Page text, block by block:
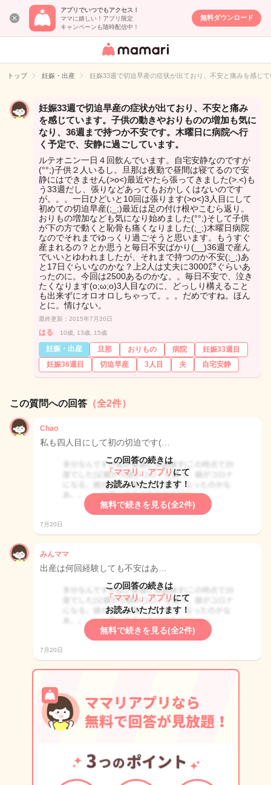
アプリでいつでもアクセス！
ママに嬉しい！アプリ限定
キャンペーンも随時配信中！
無料ダウンロード
女性専用匿名QA
イト
トップ 妊娠・出産 妊娠33週で切迫早産の症状が出ており、不安と痛みを感じ
妊娠33週で切迫早産の症状が出ており、不安と痛み
を感じています。子供の動きやおりものの増加も気に
なり、36週まで持つか不安です。木曜日に病院へ行
く予定で、安静に過ごしています。
ルテオニン一日４回飲んでいます。自宅安静なのですが
(°°;)子供２人いるし。旦那は夜勤で昼間は寝てるので安
静にはできません(>o<)最近やたら張ってきました(>.<)も
う33週だし、張りなどあってもおかしくはないのです
が。。。一日ひどいと10回は張ります(>o<)3人目にして
初めての切迫早産(;_;)最近は足の付け根やこむら返り。
おりもの増加なども気になり始めました(°°;)そして子供
が下の方で動くと恥骨も痛くなりました(;_;)木曜日病院
なのでそれまでゆっくり過ごそうと思います。もうすぐ
産まれるの？とか思うと毎日不安ばかり(__)36週で産ん
でいいとゆわれましたが、それまで持つのか不安(;_;)あ
と17日ぐらいなのかな？上2人は丈夫に3000㌘ぐらいあ
ったのに。今回は2500あるのかな。。毎日不安で、泣き
たくなります(o;ω;o)3人目なのに、どっしり構えること
も出来ずにオロオロしちゃって。。。だめですね。ほん
とに。情けない。
最終更新：2015年7月20日
はる 10歳, 13歳, 15歳
妊娠・出産 旦那 おりもの 病院
妊娠33週目
妊娠36週目
切迫早産 3人目 夫 自宅安静
この質問への回答 （全2件）
Chao
私も四人目にして初の切迫です(…
この回答の続きは
「ママリ」アプリ にて
お読みいただけます！
無料で続きを見る(全2件)
7月20日
みんママ
出産は何回経験しても不安はあ…
この回答の続きは
「ママリ」アプリ にて
お読みいただけます！
無料で続きを見る(全2件)
7月20日